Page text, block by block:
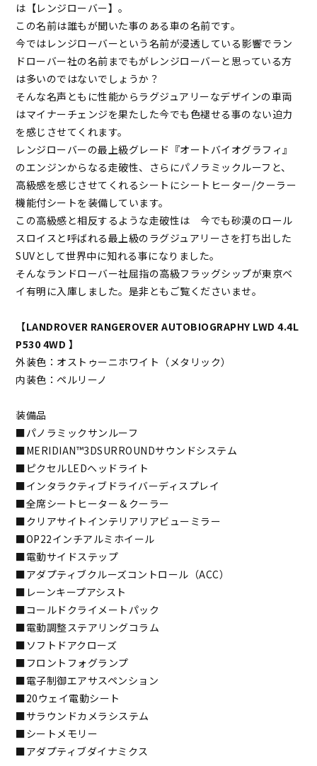
は【レンジローバー】。
この名前は誰もが聞いた事のある車の名前です。
今ではレンジローバーという名前が浸透している影響でラン
ドローバー社の名前までもがレンジローバーと思っている方
は多いのではないでしょうか？
そんな名声ともに性能からラグジュアリーなデザインの車両
はマイナーチェンジを果たした今でも色褪せる事のない迫力
を感じさせてくれます。
レンジローバーの最上級グレード『オートバイオグラフィ』
のエンジンからなる走破性、さらにパノラミックルーフと、
高級感を感じさせてくれるシートにシートヒーター/クーラー
機能付シートを装備しています。
この高級感と相反するような走破性は 今でも砂漠のロール
スロイスと呼ばれる最上級のラグジュアリーさを打ち出した
SUVとして世界中に知れる事になりました。
そんなランドローバー社屈指の高級フラッグシップが東京ベ
イ有明に入庫しました。是非ともご覧くださいませ。
【LANDROVER RANGEROVER AUTOBIOGRAPHY LWD 4.4L
P530 4WD 】
外装色：オストゥーニホワイト（メタリック）
内装色：ペルリーノ
装備品
■パノラミックサンルーフ
■MERIDIAN™3DSURROUNDサウンドシステム
■ピクセルLEDヘッドライト
■インタラクティブドライバーディスプレイ
■全席シートヒーター＆クーラー
■クリアサイトインテリアリアビューミラー
■OP22インチアルミホイール
■電動サイドステップ
■アダプティブクルーズコントロール（ACC）
■レーンキープアシスト
■コールドクライメートパック
■電動調整ステアリングコラム
■ソフトドアクローズ
■フロントフォグランプ
■電子制御エアサスペンション
■20ウェイ電動シート
■サラウンドカメラシステム
■シートメモリー
■アダプティブダイナミクス